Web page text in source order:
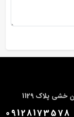
پلاک 1129
09128173578